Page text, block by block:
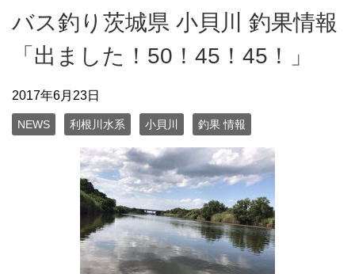
バス釣り茨城県 小貝川 釣果情報
「出ました！50！45！45！」
2017年6月23日
NEWS 利根川水系 小貝川 釣果 情報